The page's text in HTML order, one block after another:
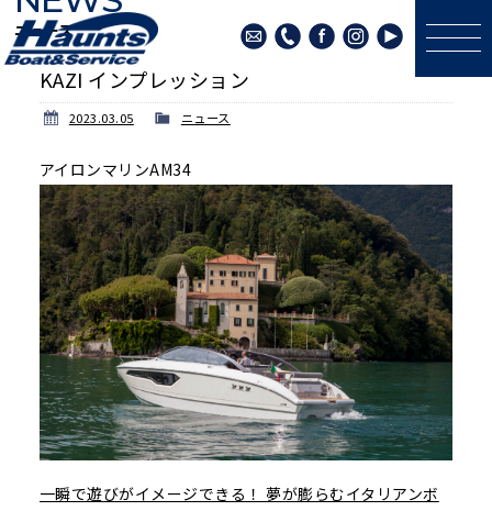
ニュース
KAZI インプレッション
2023.03.05 ニュース
アイロンマリンAM34
一瞬で遊びがイメージできる！ 夢が膨らむイタリアンボ